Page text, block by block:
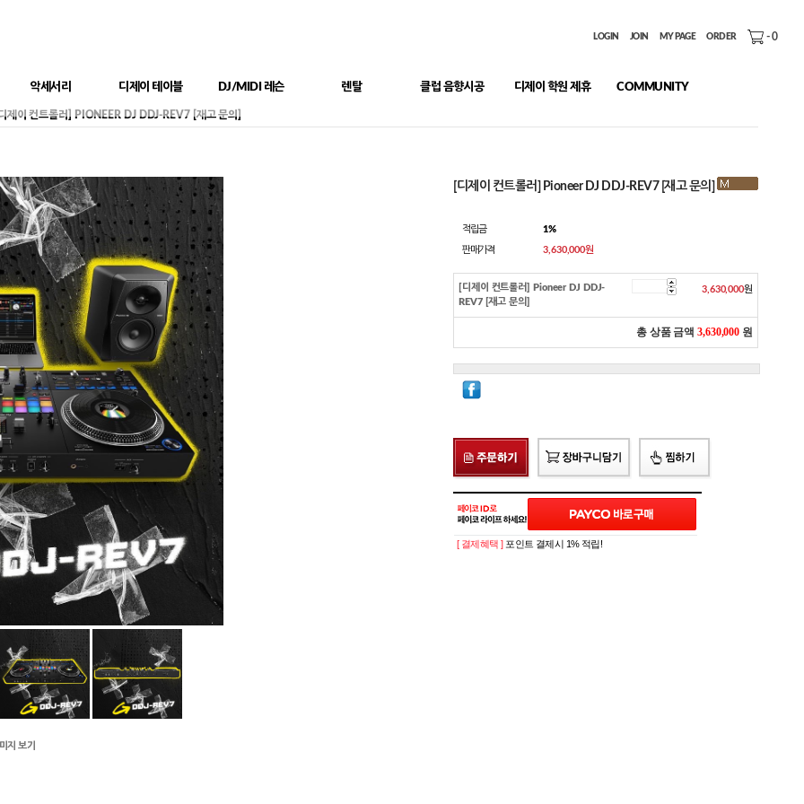
LOGIN JOIN MY PAGE ORDER -0
악세서리 디제이 테이블 DJ/MIDI 레슨 렌탈 클럽 음향시공 디제이 학원 제휴 COMMUNITY
제이 컨트롤러] PIONEER DJ DDJ-REV7 [재고 문의]
지 보기
[디제이 컨트롤러] Pioneer DJ DDJ-REV7 [재고 문의]
적립금 1%
판매가격 3,630,000원
[디제이 컨트롤러] Pioneer DJ DDJ-
REV7 [재고 문의]
3,630,000원
총 상품 금액 3,630,000 원
[ 결제혜택 ] 포인트 결제시 1% 적립!